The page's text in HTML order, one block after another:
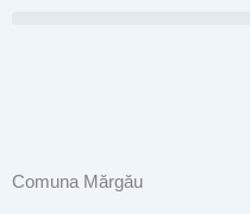
Comuna Mărgău